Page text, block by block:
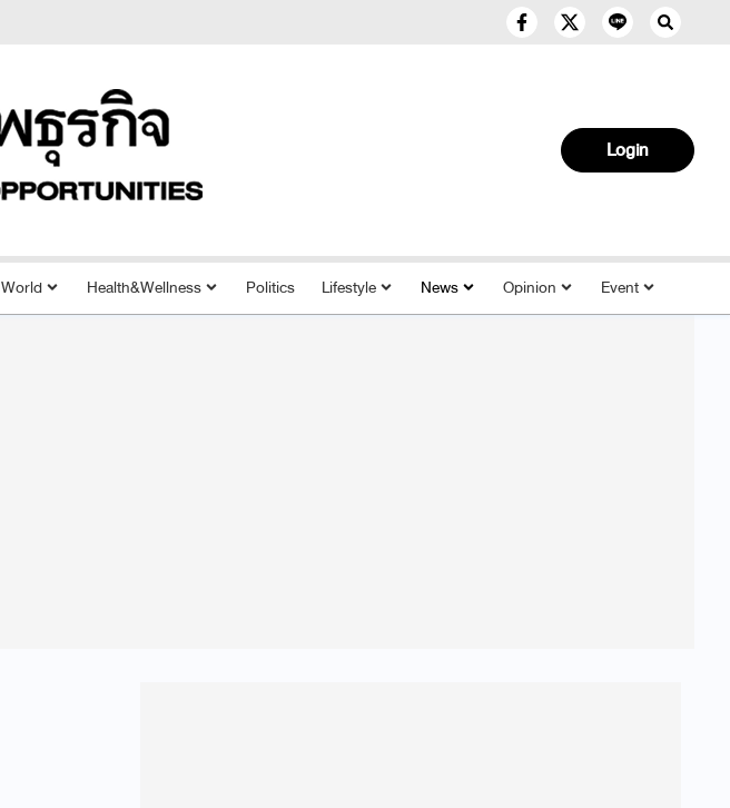
Login
World Health&Wellness Politics Lifestyle News Opinion Event